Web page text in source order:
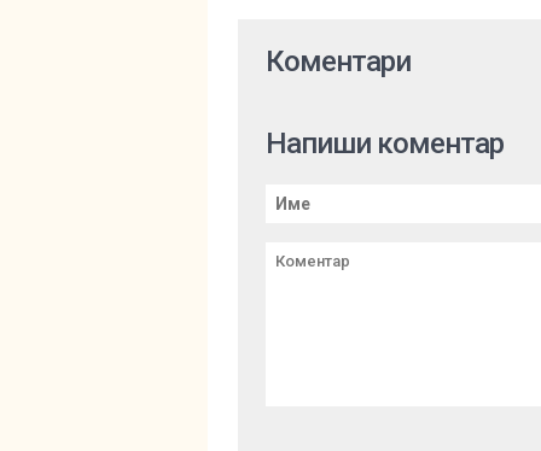
Коментари
Напиши коментар